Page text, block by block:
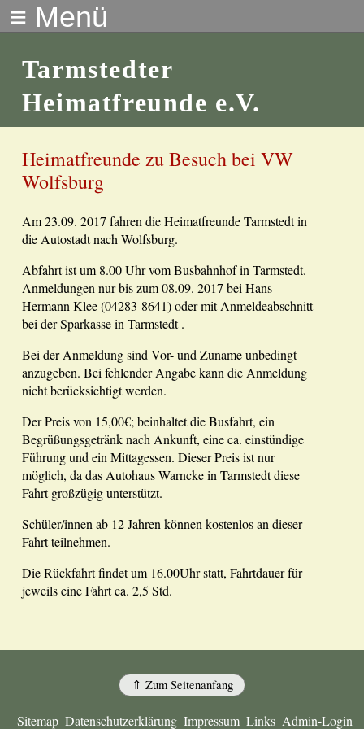
≡ Menü
Tarmstedter
Heimatfreunde e.V.
Heimatfreunde zu Besuch bei VW
Wolfsburg
Am 23.09. 2017 fahren die Heimatfreunde Tarmstedt in
die Autostadt nach Wolfsburg.
Abfahrt ist um 8.00 Uhr vom Busbahnhof in Tarmstedt.
Anmeldungen nur bis zum 08.09. 2017 bei Hans
Hermann Klee (04283-8641) oder mit Anmeldeabschnitt
bei der Sparkasse in Tarmstedt .
Bei der Anmeldung sind Vor- und Zuname unbedingt
anzugeben. Bei fehlender Angabe kann die Anmeldung
nicht berücksichtigt werden.
Der Preis von 15,00€; beinhaltet die Busfahrt, ein
Begrüßungsgetränk nach Ankunft, eine ca. einstündige
Führung und ein Mittagessen. Dieser Preis ist nur
möglich, da das Autohaus Warncke in Tarmstedt diese
Fahrt großzügig unterstützt.
Schüler/innen ab 12 Jahren können kostenlos an dieser
Fahrt teilnehmen.
Die Rückfahrt findet um 16.00Uhr statt, Fahrtdauer für
jeweils eine Fahrt ca. 2,5 Std.
⇑ Zum Seitenanfang
Sitemap Datenschutzerklärung Impressum Links Admin-Login